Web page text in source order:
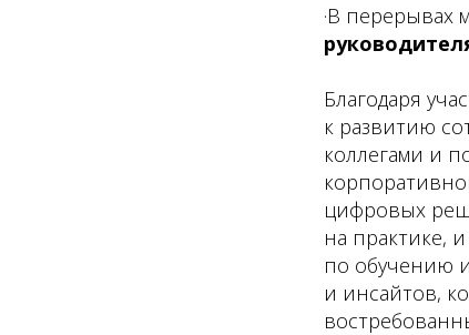
·В перерывах
Благодаря
к развитию
коллегами и
цифровых
на практике,
по обучению
и инсайтов,
HR и CEO
Одни — про
Исследование